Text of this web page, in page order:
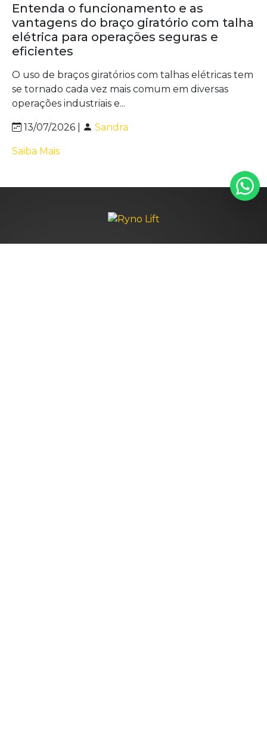
Entenda o funcionamento e as
vantagens do braço giratório com talha
elétrica para operações seguras e
eficientes
O uso de braços giratórios com talhas elétricas tem
se tornado cada vez mais comum em diversas
operações industriais e...
13/07/2026 | Sandra
Saiba Mais